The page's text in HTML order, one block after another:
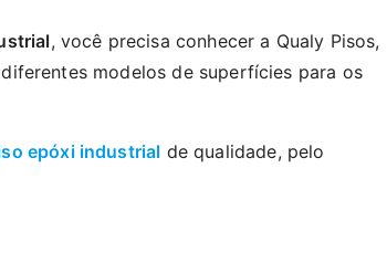
, você precisa conhecer a Qualy Pisos,
modelos de superfícies para os
epóxi industrial de qualidade, pelo